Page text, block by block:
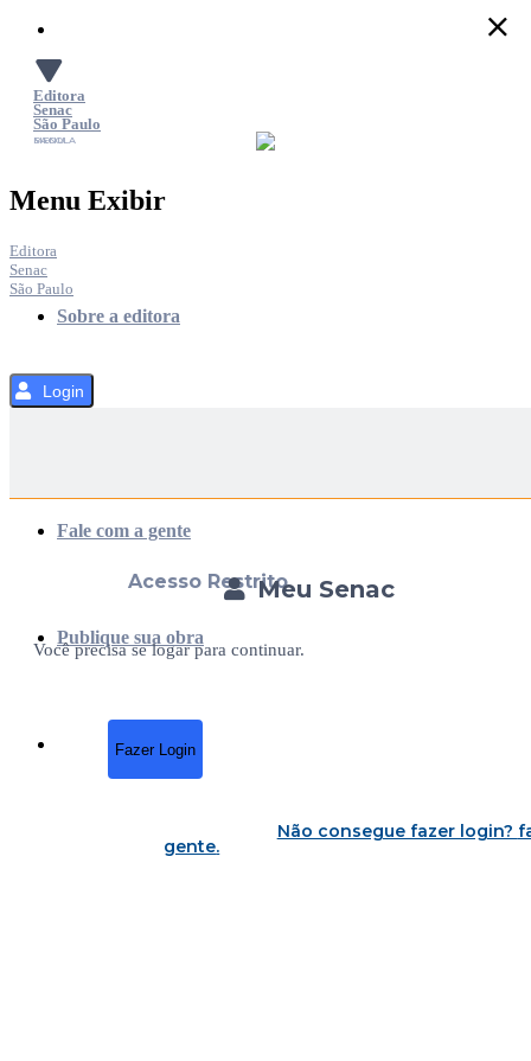
o
Conteúdo
Editora
Senac
São Paulo
SACOLA
MENU
Menu Exibir
Editora
Senac
São Paulo
Sobre a editora
Fale com a gente
Publique sua obra
Login
Meu Senac
Acesso Restrito
Você precisa se logar para continuar.
Fazer Login
Não consegue fazer login?
gente.